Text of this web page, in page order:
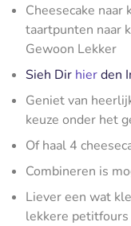
Cheesecake naar
taartpunten naar
Gewoon Lekker
Sieh Dir hierden
Geniet van
keuze onder het
Of haal 4
Combineren is
Liever een wat
lekkere